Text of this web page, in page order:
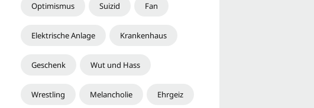
Optimismus Suizid Fan
Elektrische Anlage Krankenhaus
Geschenk Wut und Hass
Wrestling Melancholie Ehrgeiz